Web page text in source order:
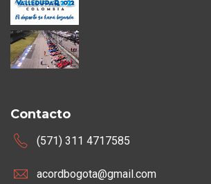
Contacto
(571) 311 4717585
acordbogota@gmail.com